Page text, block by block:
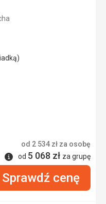
od 2 534 zł za osobę
Informacje
od 5 068 zł za grupę
Sprawdź cenę